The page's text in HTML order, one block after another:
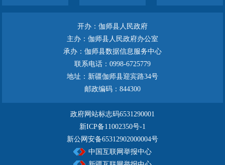
开办：伽师县人民政府
主办：伽师县人民政府办公室
承办：伽师县数据信息服务中心
联系电话：0998-6725779
地址：新疆伽师县迎宾路34号
邮政编码：844300
政府网站标志码6531290001
新ICP备11002350号-1
新公网安备65312902000004号
中国互联网举报中心